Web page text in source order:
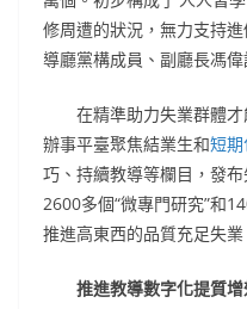
修周遭的狀況，無力支持
導廳黨構成員、副廳長馮偉
在精準助力失業群體
辦事平臺聚焦結業生和短
巧、持續教導等欄目，發
2600多個“微專門研究”和
推進高東西的品質充足失業
推進教導數字化提質